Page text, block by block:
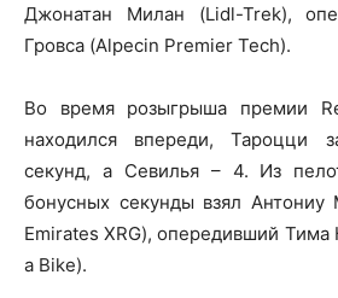
Джонатан Милан (Lidl-Trek),
Гровса (Alpecin Premier Tech).
Во время розыгрыша премии
находился впереди, Тароцци
секунд, а Севилья – 4. Из
бонусных секунды взял Антониу
Emirates XRG), опередивший Тима
a Bike).